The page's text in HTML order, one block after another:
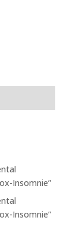
Insomnie”
Insomnie”